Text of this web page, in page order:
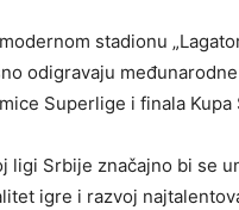
stadionu
odigravaju
Superlige i finala Kupa
ligi Srbije značajno bi se
igre i razvoj